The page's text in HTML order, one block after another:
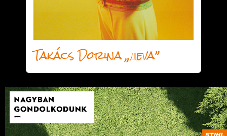
Takács Dorina „Дeva”